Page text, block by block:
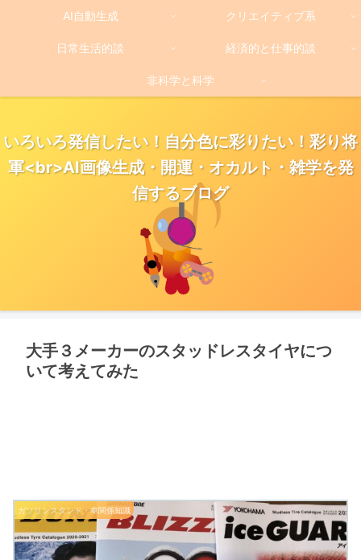
いろいろ発信したい！自分色に彩りたい！彩り将
軍<br>AI画像生成・開運・オカルト・雑学を発
信するブログ
AI自動生成 クリエイティブ系
日常生活的談 経済的と仕事的談
非科学と科学
大手３メーカーのスタッドレスタイヤにつ
いて考えてみた
ガソリンスタンド・車関係知識